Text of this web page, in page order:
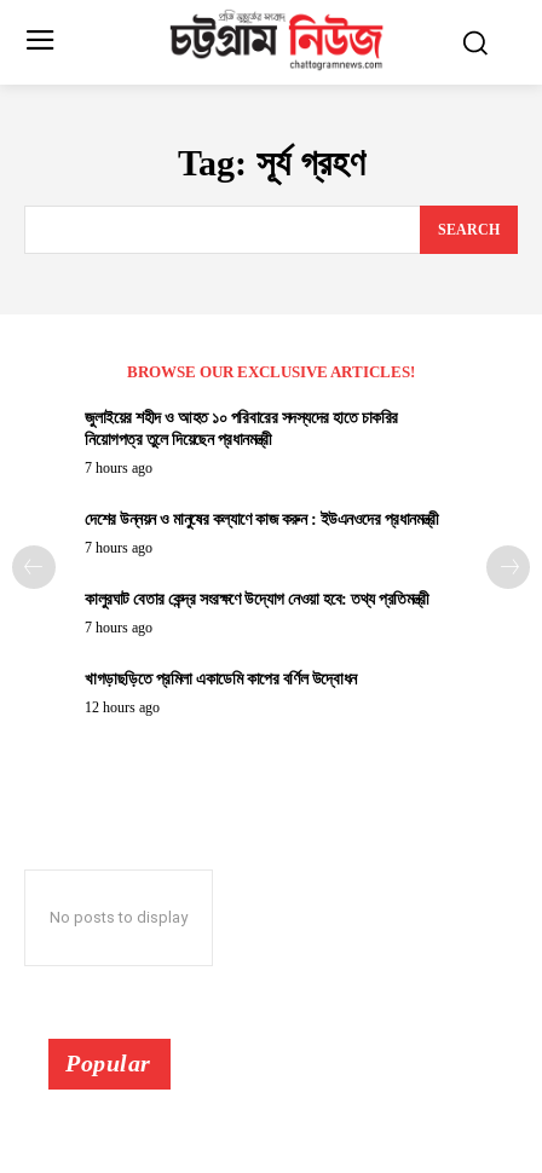
Tag: সূর্য গ্রহণ
SEARCH
BROWSE OUR EXCLUSIVE ARTICLES!
জুলাইয়ের শহীদ ও আহত ১০ পরিবারের সদস্যদের হাতে চাকরির
নিয়োগপত্র তুলে দিয়েছেন প্রধানমন্ত্রী
7 hours ago
দেশের উন্নয়ন ও মানুষের কল্যাণে কাজ করুন : ইউএনওদের প্রধানমন্ত্রী
7 hours ago
কালুরঘাট বেতার কেন্দ্র সংরক্ষণে উদ্যোগ নেওয়া হবে: তথ্য প্রতিমন্ত্রী
7 hours ago
খাগড়াছড়িতে প্রমিলা একাডেমি কাপের বর্ণিল উদ্বোধন
12 hours ago
No posts to display
Popular